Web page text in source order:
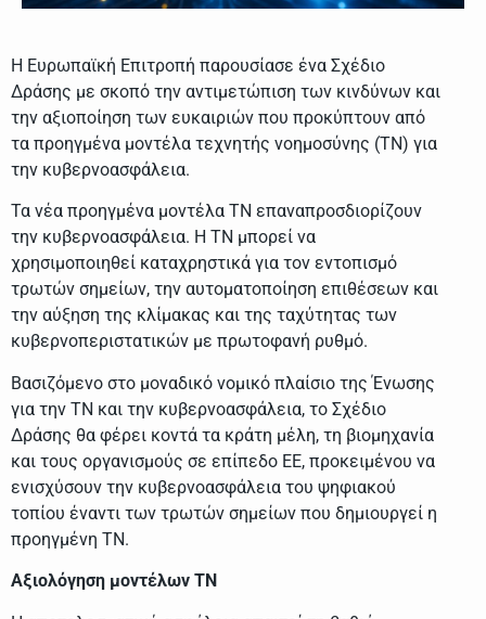
Η Ευρωπαϊκή Επιτροπή παρουσίασε ένα Σχέδιο
Δράσης με σκοπό την αντιμετώπιση των κινδύνων και
την αξιοποίηση των ευκαιριών που προκύπτουν από
τα προηγμένα μοντέλα τεχνητής νοημοσύνης (TN) για
την κυβερνοασφάλεια.
Τα νέα προηγμένα μοντέλα ΤΝ επαναπροσδιορίζουν
την κυβερνοασφάλεια. Η ΤΝ μπορεί να
χρησιμοποιηθεί καταχρηστικά για τον εντοπισμό
τρωτών σημείων, την αυτοματοποίηση επιθέσεων και
την αύξηση της κλίμακας και της ταχύτητας των
κυβερνοπεριστατικών με πρωτοφανή ρυθμό.
Βασιζόμενο στο μοναδικό νομικό πλαίσιο της Ένωσης
για την ΤΝ και την κυβερνοασφάλεια, το Σχέδιο
Δράσης θα φέρει κοντά τα κράτη μέλη, τη βιομηχανία
και τους οργανισμούς σε επίπεδο ΕΕ, προκειμένου να
ενισχύσουν την κυβερνοασφάλεια του ψηφιακού
τοπίου έναντι των τρωτών σημείων που δημιουργεί η
προηγμένη ΤΝ.
Αξιολόγηση μοντέλων ΤΝ